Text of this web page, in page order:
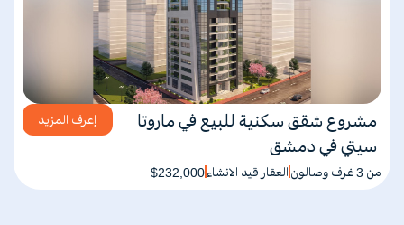
إعرف المزيد
مشروع شقق سكنية للبيع في ماروتا
سيتي في دمشق
من 3 غرف وصالون العقار قيد الانشاء$232,000